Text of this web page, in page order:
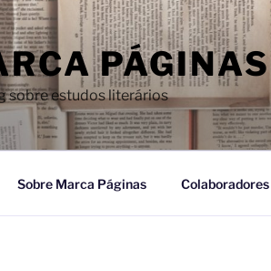
PÁGINAS
sobre estudos literários
Sobre Marca Páginas Colaboradores